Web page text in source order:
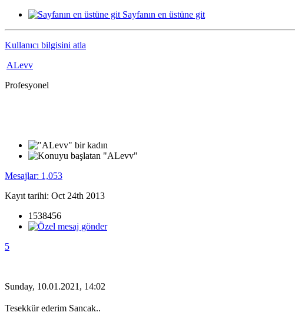
Sayfanın en üstüne git
Kullanıcı bilgisini atla
ALevv
Profesyonel
Mesajlar: 1,053
Kayıt tarihi: Oct 24th 2013
1538456
5
Sunday, 10.01.2021, 14:02
Tesekkür ederim Sancak..